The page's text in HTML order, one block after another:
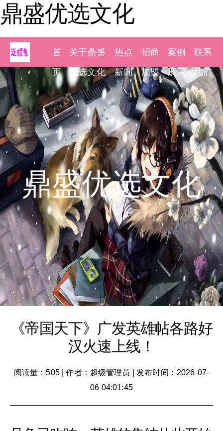
鼎盛优选文化
首
页
关于鼎盛
优选文化
热点
新闻
招商
加盟
案例
展示
联系
我们
鼎盛优选文化
《帝国天下》广发英雄帖各路好
汉火速上线！
阅读量：505|作者：超级管理员
发布时间：2026-07-
06 04:01:45